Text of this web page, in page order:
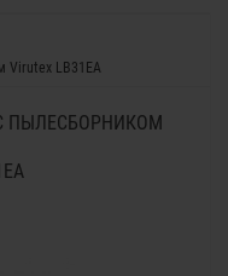
Virutex LB31EA
ПЫЛЕСБОРНИКОМ